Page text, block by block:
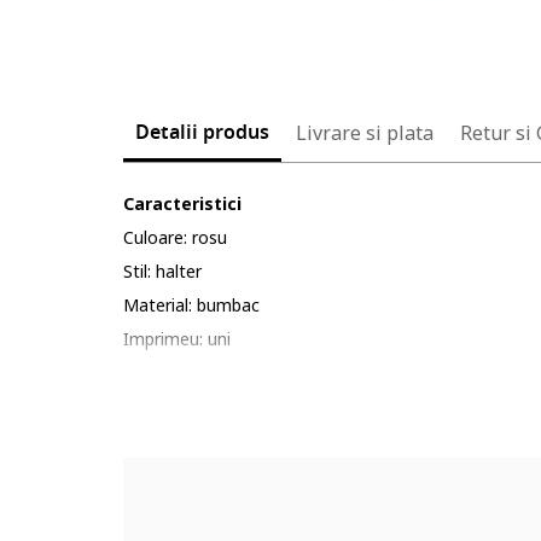
Detalii produs Livrare si plata Retur si
Caracteristici
Culoare: rosu
Stil: halter
Material: bumbac
Imprimeu: uni